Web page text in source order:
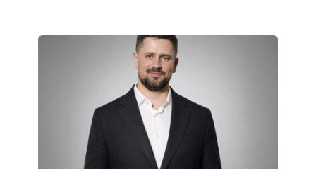
КОТОРЫЕ
РАЗВИВАЮТ
ТЕХНОЛОГИЧЕСКОЕ
ОБРАЗОВАНИЕ
ТАДЖИКИСТАНА